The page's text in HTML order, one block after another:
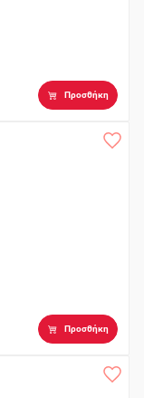
Προσθήκη
Προσθήκη